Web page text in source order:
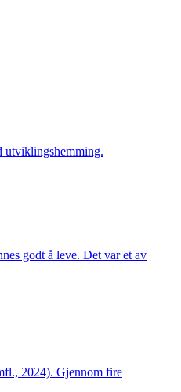
utviklingshemming.
godt å leve. Det var et av
2024). Gjennom fire